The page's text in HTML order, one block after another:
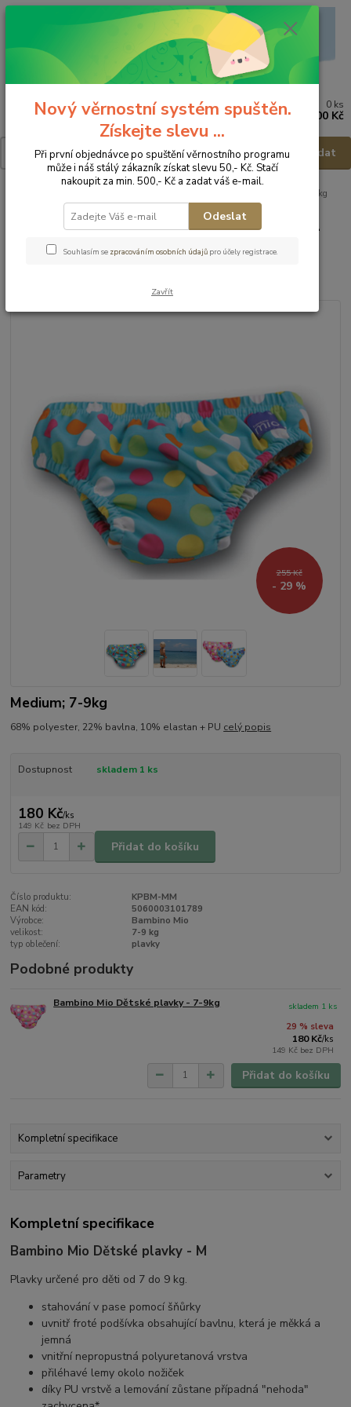
Menu
Hledat
0 ks
0,00 Kč
Bambino Mio Dětské plavky - 7-9kg
Bambino Mio Dětské plavky - 7-
9kg
255 Kč
- 29 %
Medium; 7-9kg
68% polyester, 22% bavlna, 10% elastan + PU celý popis
Dostupnost skladem 1 ks
180 Kč/ks
149 Kč bez DPH
Přidat do košíku
Číslo produktu:
KPBM-MM
EAN kód:
5060003101789
Výrobce:
Bambino Mio
velikost:
7-9 kg
typ oblečení:
plavky
Podobné produkty
Bambino Mio Dětské plavky - 7-9kg
29 % sleva
180 Kč/ks
149 Kč bez DPH
skladem 1 ks
Přidat do košíku
Kompletní specifikace
Parametry
Kompletní specifikace
Bambino Mio Dětské plavky - M
Plavky určené pro děti od 7 do 9 kg.
stahování v pase pomocí šňůrky
uvnitř froté podšívka obsahující bavlnu, která je měkká a
jemná
vnitřní nepropustná polyuretanová vrstva
přiléhavé lemy okolo nožiček
díky PU vrstvě a lemování zůstane případná "nehoda"
Nový věrnostní systém spuštěn.
Získejte slevu ...
Při první objednávce po spuštění věrnostního programu
může i náš stálý zákazník získat slevu 50,- Kč. Stačí
nakoupit za min. 500,- Kč a zadat váš e-mail.
Odeslat
Souhlasím se zpracováním osobních údajů pro účely registrace.
Zavřít